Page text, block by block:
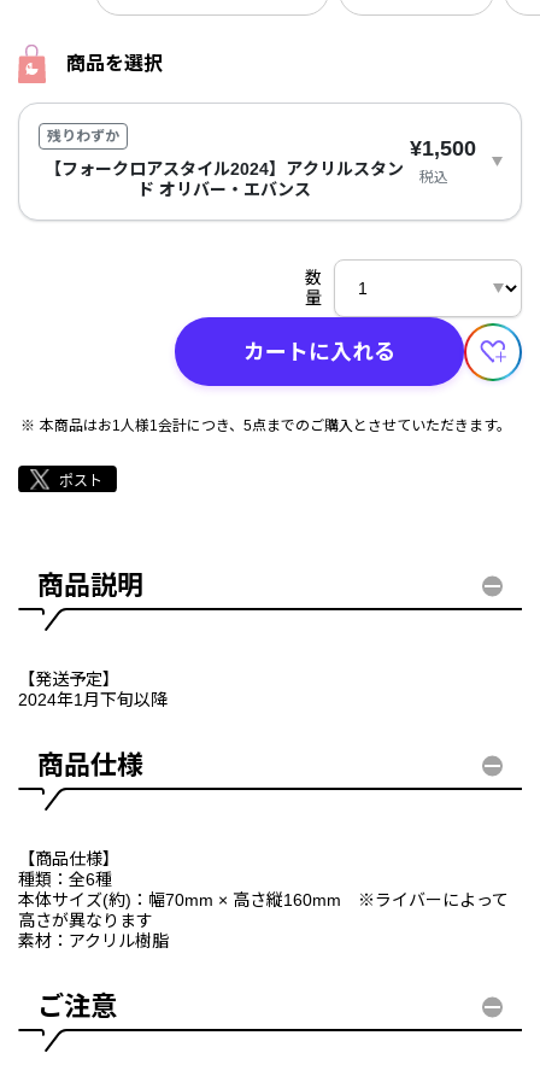
商品を選択
残りわずか
【フォークロアスタイル2024】アクリルスタン
ド オリバー・エバンス
¥1,500
税込
数
量
カートに入れる
本商品はお1人様1会計につき、5点までのご購入とさせていただきます。
商品説明
【発送予定】
2024年1月下旬以降
商品仕様
【商品仕様】
種類：全6種
本体サイズ(約)：幅70mm × 高さ縦160mm ※ライバーによって
高さが異なります
素材：アクリル樹脂
ご注意